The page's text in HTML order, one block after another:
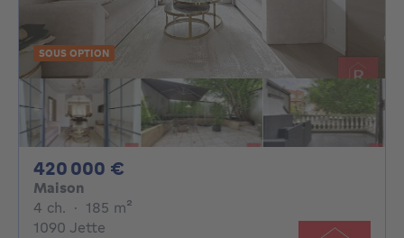
SOUS OPTION
420 000 €
Maison
4 ch. 4 chambres
· 185 m²
1090 Jette